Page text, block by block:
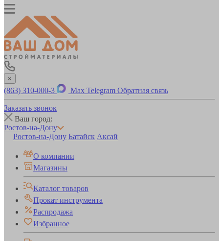
×
(863) 310-000-3 Max Telegram Обратная связь
Заказать звонок
Ваш город:
Ростов-на-Дону
Ростов-на-Дону Батайск Аксай
О компании
Магазины
Каталог товаров
Прокат инструмента
Распродажа
Избранное